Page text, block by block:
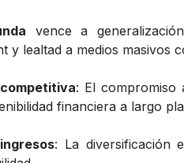
vence a
y lealtad a medios masivos
: El compromiso
financiera a largo
: La diversificación